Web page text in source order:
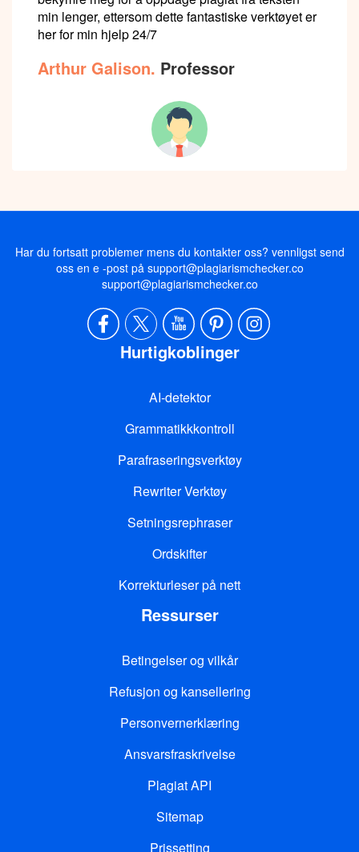
min lenger, ettersom dette fantastiske verktøyet er
her for min hjelp 24/7
Arthur Galison. Professor
Har du fortsatt problemer mens du kontakter oss? vennligst send
oss en e -post på support@plagiarismchecker.co
support@plagiarismchecker.co
Hurtigkoblinger
AI-detektor
Grammatikkkontroll
Parafraseringsverktøy
Rewriter Verktøy
Setningsrephraser
Ordskifter
Korrekturleser på nett
Ressurser
Betingelser og vilkår
Refusjon og kansellering
Personvernerklæring
Ansvarsfraskrivelse
Plagiat API
Sitemap
Prissetting